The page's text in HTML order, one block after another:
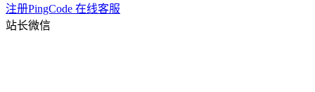
注册PingCode 在线客服
站长微信